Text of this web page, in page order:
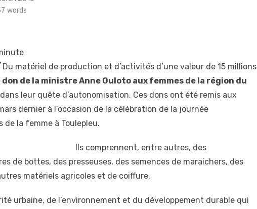
words
Du matériel de production et d’activités d’une valeur de 15 millions
don de la ministre Anne Ouloto aux femmes de la région du
leur quête d’autonomisation. Ces dons ont été remis aux
dernier à l’occasion de la célébration de la journée
la femme à Toulepleu.
Ils comprennent, entre autres, des
de bottes, des presseuses, des semences de maraichers, des
matériels agricoles et de coiffure.
urbaine, de l’environnement et du développement durable qui